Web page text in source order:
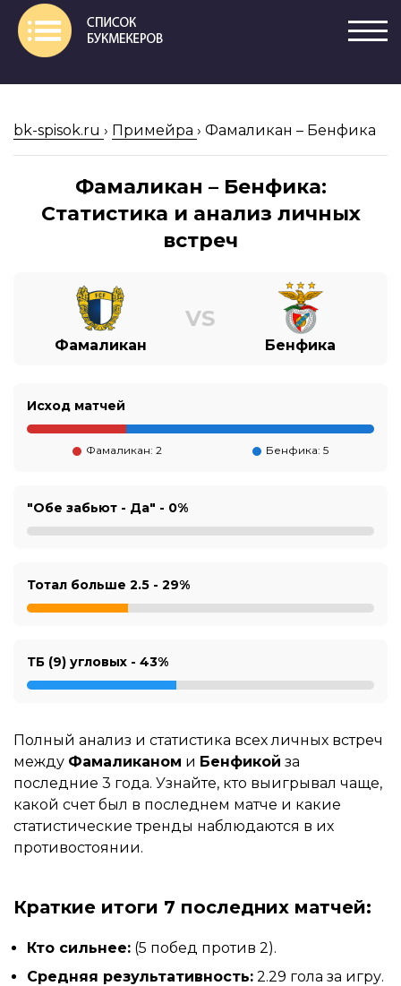
bk-spisok.ru › Примейра › Фамаликан – Бенфика
Фамаликан – Бенфика:
Статистика и анализ личных
встреч
Фамаликан
VS
Бенфика
Исход матчей
Фамаликан: 2 Бенфика: 5
"Обе забьют - Да" - 0%
Тотал больше 2.5 - 29%
ТБ (9) угловых - 43%
Полный анализ и статистика всех личных встреч
между Фамаликаном и Бенфикой за
последние 3 года. Узнайте, кто выигрывал чаще,
какой счет был в последнем матче и какие
статистические тренды наблюдаются в их
противостоянии.
Краткие итоги 7 последних матчей:
Кто сильнее: (5 побед против 2).
Средняя результативность: 2.29 гола за игру.